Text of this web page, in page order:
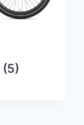
(5)